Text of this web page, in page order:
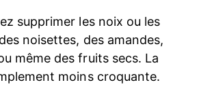
supprimer les noix ou les
noisettes, des amandes,
même des fruits secs. La
moins croquante.